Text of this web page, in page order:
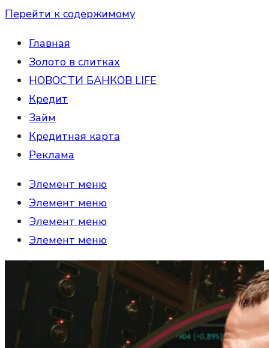
Перейти к содержимому
Главная
Золото в слитках
НОВОСТИ БАНКОВ LIFE
Кредит
Займ
Кредитная карта
Реклама
Элемент меню
Элемент меню
Элемент меню
Элемент меню